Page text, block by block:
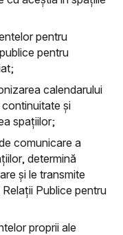
pentru
pentru
calendarului
și
spațiilor;
comunicare a
determină
și le transmite
Publice pentru
proprii ale